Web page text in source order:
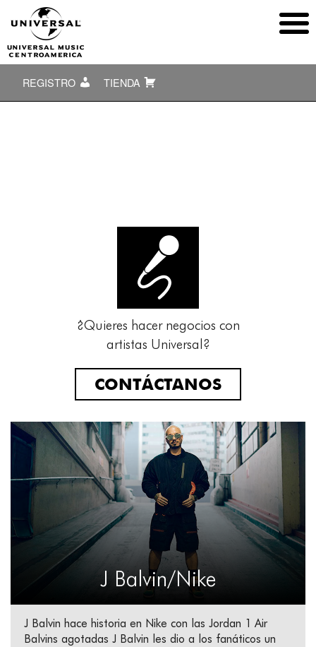
REGISTRO TIENDA
¿Quieres hacer negocios con
artistas Universal?
CONTÁCTANOS
J Balvin/Nike
J Balvin hace historia en Nike con las Jordan 1 Air
Balvins agotadas J Balvin les dio a los fanáticos un